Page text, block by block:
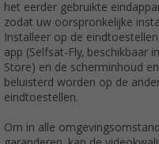
het eerder gebruikte
zodat uw oorspronkelijke
Installeer op de
app (Selfsat-Fly, beschikbaar
Store) en de scherminhoud
beluisterd worden op de
eindtoestellen.
Om in alle